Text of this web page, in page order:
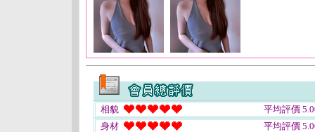
相貌
平均評價
身材
平均評價